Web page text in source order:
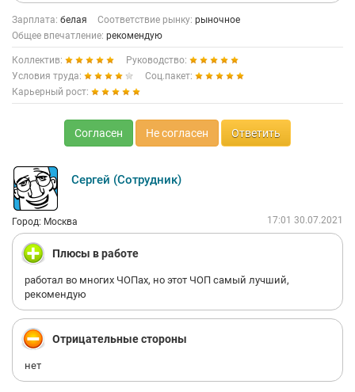
Зарплата: белая Соответствие рынку: рыночное
Общее впечатление: рекомендую
Коллектив:
Руководство:
Условия труда:
Соц.пакет:
Карьерный рост:
Согласен Не согласен Ответить
Сергей (Сотрудник)
Город: Москва 17:01 30.07.2021
Плюсы в работе
работал во многих ЧОПах, но этот ЧОП самый лучший,
рекомендую
Отрицательные стороны
нет